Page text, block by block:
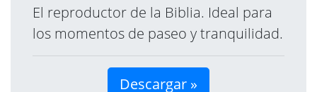
El reproductor de la Biblia. Ideal para
los momentos de paseo y tranquilidad.
Descargar »